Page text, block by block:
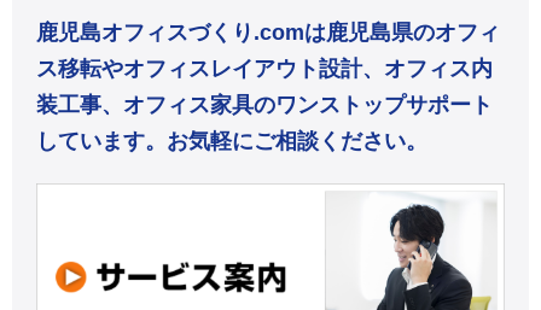
鹿児島オフィスづくり.comは鹿児島県のオフィ
ス移転やオフィスレイアウト設計、オフィス内
装工事、オフィス家具のワンストップサポート
しています。お気軽にご相談ください。